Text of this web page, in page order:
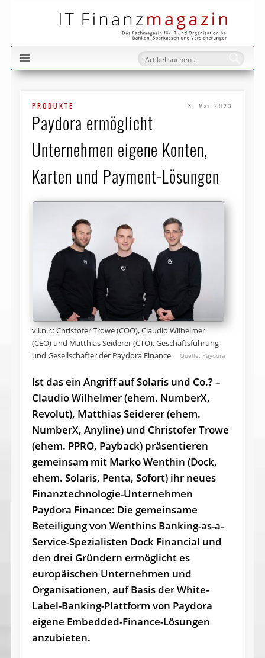
PRODUKTE 8. Mai 2023
Paydora ermöglicht
Unternehmen eigene Konten,
Karten und Payment-Lösungen
v.l.n.r.: Christofer Trowe (COO), Claudio Wilhelmer
(CEO) und Matthias Seiderer (CTO), Geschäftsführung
und Gesellschafter der Paydora Finance
Paydora
Ist das ein Angriff auf Solaris und Co.? –
Claudio Wilhelmer (ehem. NumberX,
Revolut), Matthias Seiderer (ehem.
NumberX, Anyline) und Christofer Trowe
(ehem. PPRO, Payback) präsentieren
gemeinsam mit Marko Wenthin (Dock,
ehem. Solaris, Penta, Sofort) ihr neues
Finanztechnologie-Unternehmen
Paydora Finance: Die gemeinsame
Beteiligung von Wenthins Banking-as-a-
Service-Spezialisten Dock Financial und
den drei Gründern ermöglicht es
europäischen Unternehmen und
Organisationen, auf Basis der White-
Label-Banking-Plattform von Paydora
eigene Embedded-Finance-Lösungen
anzubieten.